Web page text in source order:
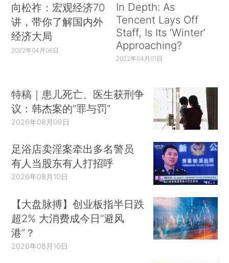
向松祚：宏观经济70
讲，带你了解国内外
经济大局
2022年04月06日
In Depth: As
Tencent Lays Off
Staff, Is Its ‘Winter’
Approaching?
2022年04月01日
特稿｜患儿死亡、医生获刑争
议：韩杰案的“罪与罚”
2026年08月09日
足浴店卖淫案牵出多名警员
有人当股东有人打招呼
2026年08月10日
【大盘脉搏】创业板指半日跌
超2% 大消费成今日“避风
港”？
2026年08月10日